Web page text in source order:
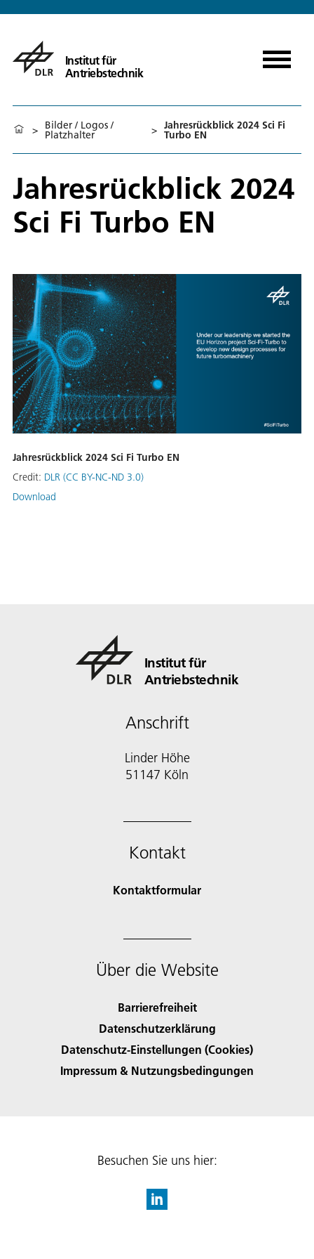
Institut für
Antriebstechnik
> Bilder / Logos /
Platzhalter > Jahresrückblick 2024 Sci Fi
Turbo EN
Jahresrückblick 2024
Sci Fi Turbo EN
Jahresrückblick 2024 Sci Fi Turbo EN
Credit: DLR (CC BY-NC-ND 3.0)
Download
Institut für
Antriebstechnik
Anschrift
Linder Höhe
51147 Köln
Kontakt
Kontaktformular
Über die Website
Barrierefreiheit
Datenschutzerklärung
Datenschutz-Einstellungen (Cookies)
Impressum & Nutzungsbedingungen
Besuchen Sie uns hier: